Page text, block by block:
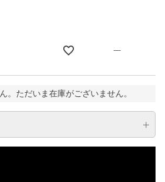
—
。ただいま在庫がございません。